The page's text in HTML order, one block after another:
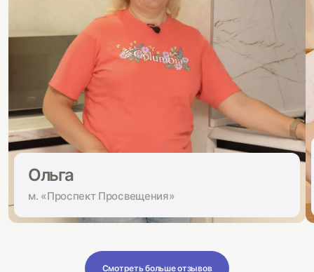
Ольга
м. «Проспект Просвещения»
Смотреть больше отзывов